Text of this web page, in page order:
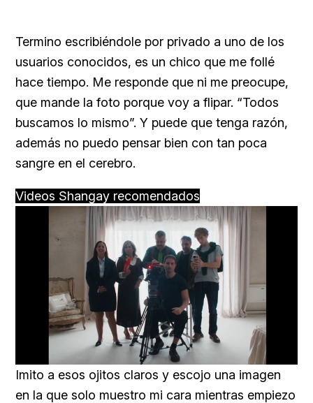
Termino escribiéndole por privado a uno de los
usuarios conocidos, es un chico que me follé
hace tiempo. Me responde que ni me preocupe,
que mande la foto porque voy a flipar. “Todos
buscamos lo mismo”. Y puede que tenga razón,
además no puedo pensar bien con tan poca
sangre en el cerebro.
Videos Shangay recomendados
Loaded
66.12%
Imito a esos ojitos claros y escojo una imagen
en la que solo muestro mi cara mientras empiezo